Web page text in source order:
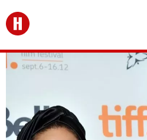
Перейти на главную